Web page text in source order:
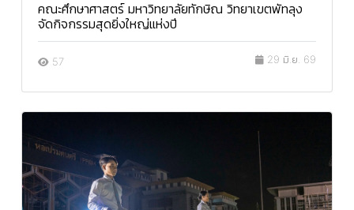
คณะศึกษาศาสตร์ มหาวิทยาลัยทักษิณ วิทยาเขตพัทลุง
จัดกิจกรรมสุดยิ่งใหญ่แห่งปี
57 29 มิ.ย. 69